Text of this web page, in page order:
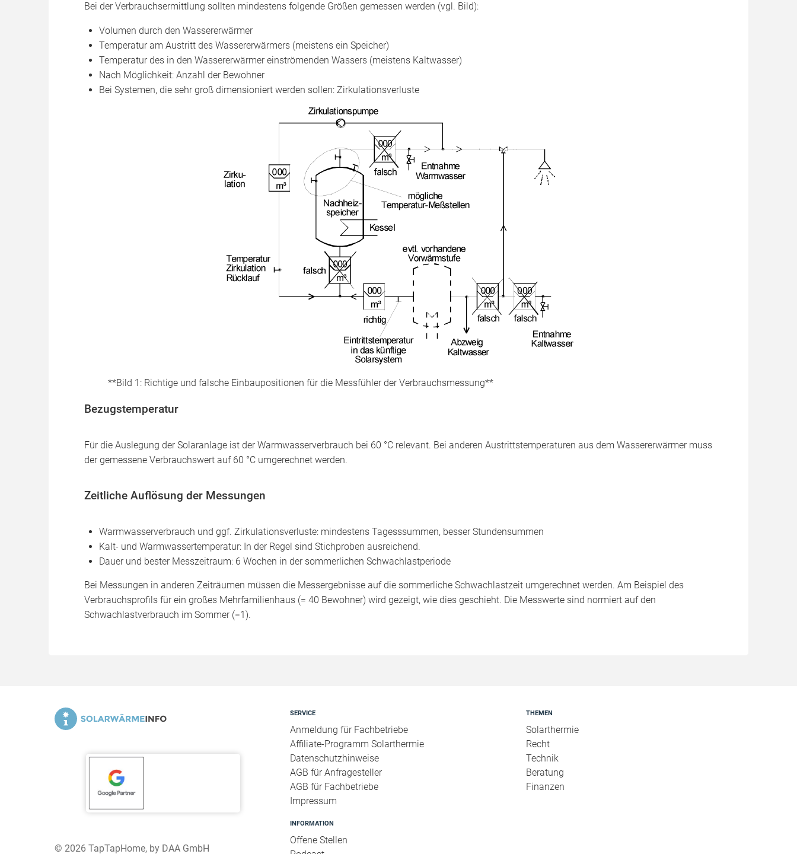
Bei der Verbrauchsermittlung sollten mindestens folgende Größen gemessen werden (vgl. Bild):
Volumen durch den Wassererwärmer
Temperatur am Austritt des Wassererwärmers (meistens ein Speicher)
Temperatur des in den Wassererwärmer einströmenden Wassers (meistens Kaltwasser)
Nach Möglichkeit: Anzahl der Bewohner
Bei Systemen, die sehr groß dimensioniert werden sollen: Zirkulationsverluste
**Bild 1: Richtige und falsche Einbaupositionen für die Messfühler der Verbrauchsmessung**
Bezugstemperatur
Für die Auslegung der Solaranlage ist der Warmwasserverbrauch bei 60 °C relevant. Bei anderen Austrittstemperaturen aus dem Wassererwärmer muss
der gemessene Verbrauchswert auf 60 °C umgerechnet werden.
Zeitliche Auflösung der Messungen
Warmwasserverbrauch und ggf. Zirkulationsverluste: mindestens Tagesssummen, besser Stundensummen
Kalt- und Warmwassertemperatur: In der Regel sind Stichproben ausreichend.
Dauer und bester Messzeitraum: 6 Wochen in der sommerlichen Schwachlastperiode
Bei Messungen in anderen Zeiträumen müssen die Messergebnisse auf die sommerliche Schwachlastzeit umgerechnet werden. Am Beispiel des
Verbrauchsprofils für ein großes Mehrfamilienhaus (= 40 Bewohner) wird gezeigt, wie dies geschieht. Die Messwerte sind normiert auf den
Schwachlastverbrauch im Sommer (=1).
© 2026 TapTapHome, by DAA GmbH
SERVICE
Anmeldung für Fachbetriebe
Affiliate-Programm Solarthermie
Datenschutzhinweise
AGB für Anfragesteller
AGB für Fachbetriebe
Impressum
INFORMATION
Offene Stellen
THEMEN
Solarthermie
Recht
Technik
Beratung
Finanzen